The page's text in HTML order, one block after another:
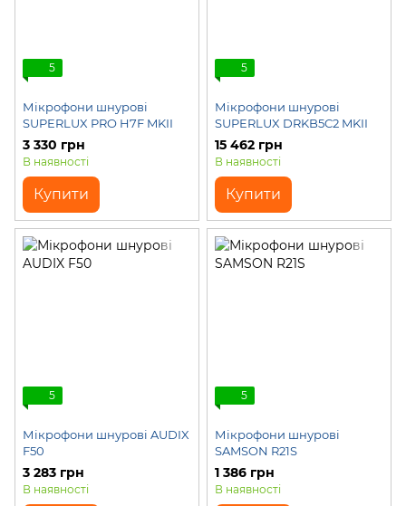
5
Мікрофони шнурові
SUPERLUX PRO H7F MKII
3 330 грн
В наявності
Купити
5
Мікрофони шнурові
SUPERLUX DRKB5C2 MKII
15 462 грн
В наявності
Купити
5
Мікрофони шнурові AUDIX
F50
3 283 грн
В наявності
5
Мікрофони шнурові
SAMSON R21S
1 386 грн
В наявності